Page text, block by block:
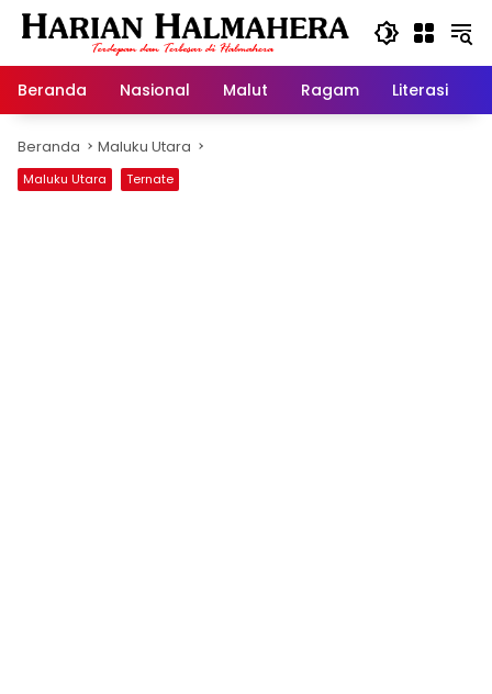
Langsung
Beranda
Nasional Malut Ragam Literasi
Beranda Maluku Utara
Maluku Utara Ternate